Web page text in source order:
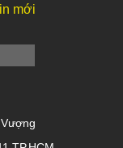
mới